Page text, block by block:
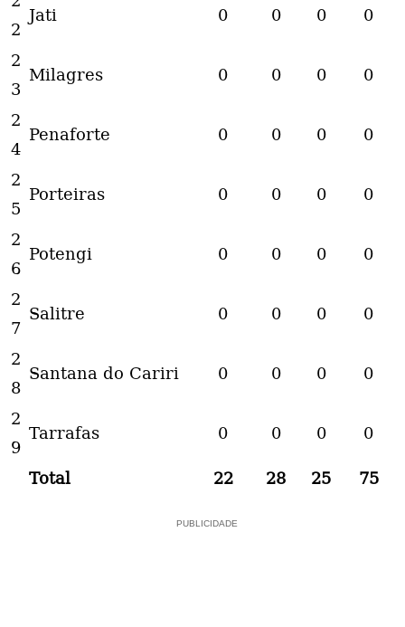
2
Jati 0 0 0 0
2
3
Milagres 0 0 0 0
2
4
Penaforte 0 0 0 0
2
5
Porteiras 0 0 0 0
2
6
Potengi 0 0 0 0
2
7
Salitre 0 0 0 0
2
8
Santana do Cariri 0 0 0 0
2
9
Tarrafas 0 0 0 0
Total 22 28 25 75
PUBLICIDADE